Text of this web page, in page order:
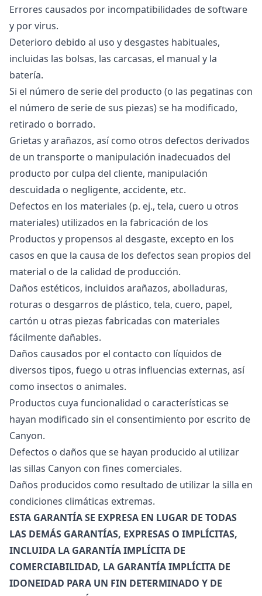
Errores causados por incompatibilidades de software
y por virus.
Deterioro debido al uso y desgastes habituales,
incluidas las bolsas, las carcasas, el manual y la
batería.
Si el número de serie del producto (o las pegatinas con
el número de serie de sus piezas) se ha modificado,
retirado o borrado.
Grietas y arañazos, así como otros defectos derivados
de un transporte o manipulación inadecuados del
producto por culpa del cliente, manipulación
descuidada o negligente, accidente, etc.
Defectos en los materiales (p. ej., tela, cuero u otros
materiales) utilizados en la fabricación de los
Productos y propensos al desgaste, excepto en los
casos en que la causa de los defectos sean propios del
material o de la calidad de producción.
Daños estéticos, incluidos arañazos, abolladuras,
roturas o desgarros de plástico, tela, cuero, papel,
cartón u otras piezas fabricadas con materiales
fácilmente dañables.
Daños causados por el contacto con líquidos de
diversos tipos, fuego u otras influencias externas, así
como insectos o animales.
Productos cuya funcionalidad o características se
hayan modificado sin el consentimiento por escrito de
Canyon.
Defectos o daños que se hayan producido al utilizar
las sillas Canyon con fines comerciales.
Daños producidos como resultado de utilizar la silla en
condiciones climáticas extremas.
ESTA GARANTÍA SE EXPRESA EN LUGAR DE TODAS
LAS DEMÁS GARANTÍAS, EXPRESAS O IMPLÍCITAS,
INCLUIDA LA GARANTÍA IMPLÍCITA DE
COMERCIABILIDAD, LA GARANTÍA IMPLÍCITA DE
IDONEIDAD PARA UN FIN DETERMINADO Y DE